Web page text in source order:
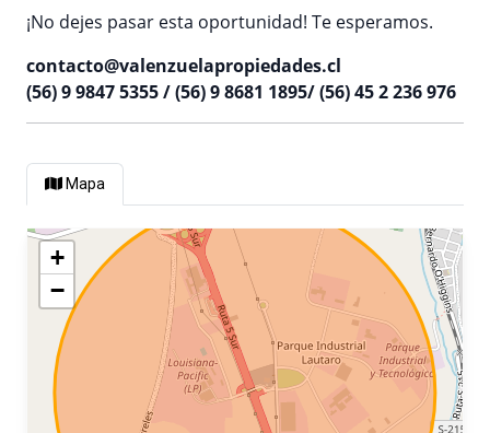
¡No dejes pasar esta oportunidad! Te esperamos.
contacto@valenzuelapropiedades.cl
(56) 9 9847 5355 / (56) 9 8681 1895/ (56) 45 2 236 976
Mapa
+
−